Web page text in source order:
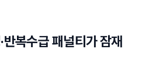
복수급 패널티가 잠재